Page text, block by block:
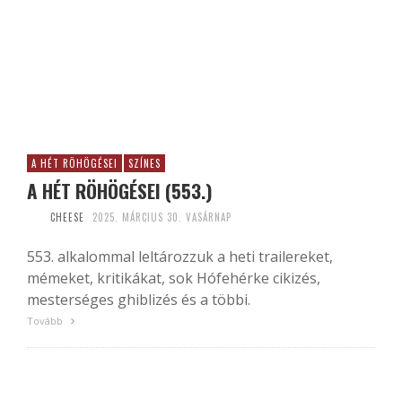
A HÉT RÖHÖGÉSEI SZÍNES
A HÉT RÖHÖGÉSEI (553.)
CHEESE 2025. MÁRCIUS 30. VASÁRNAP
553. alkalommal leltározzuk a heti trailereket,
mémeket, kritikákat, sok Hófehérke cikizés,
mesterséges ghiblizés és a többi.
Tovább